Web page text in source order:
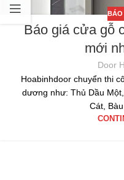
BÁO
Báo giá cửa gỗ
mới
Door
Hoabinhdoor chuyển thi
dương như: Thủ Dầu
Cát,